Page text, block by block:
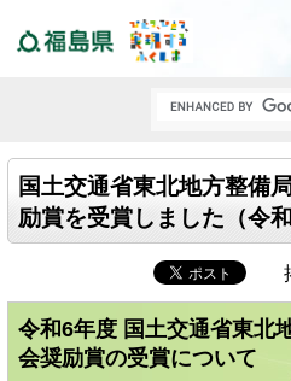
国土交通省東北地方整備
励賞を受賞しました（令
令和6年度 国土交通省東北
会奨励賞の受賞について